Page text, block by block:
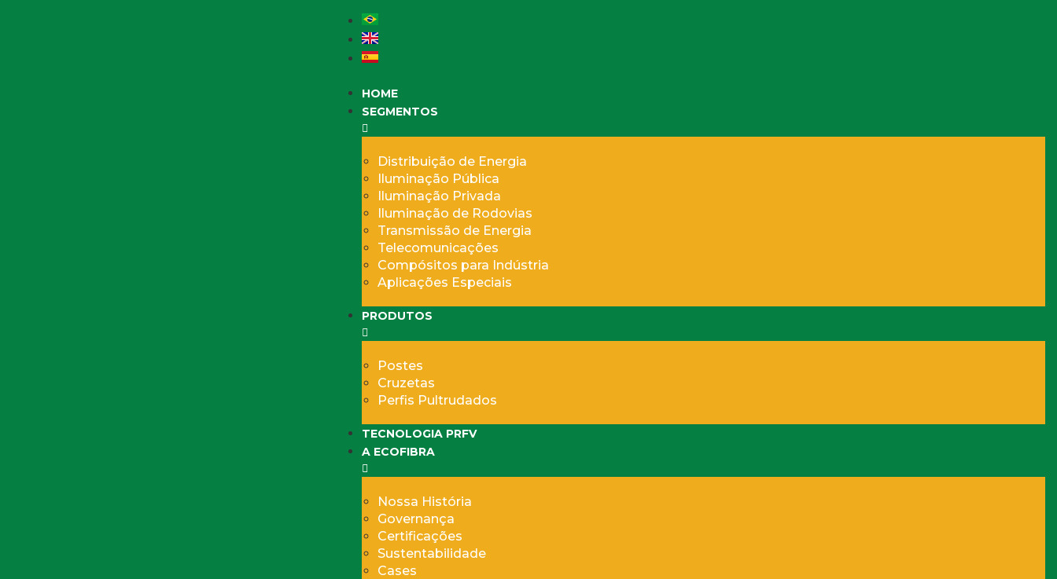
HOME
SEGMENTOS
Distribuição de Energia
Iluminação Pública
Iluminação Privada
Iluminação de Rodovias
Transmissão de Energia
Telecomunicações
Compósitos para Indústria
Aplicações Especiais
PRODUTOS
Postes
Cruzetas
Perfis Pultrudados
TECNOLOGIA PRFV
A ECOFIBRA
Nossa História
Governança
Certificações
Sustentabilidade
Cases